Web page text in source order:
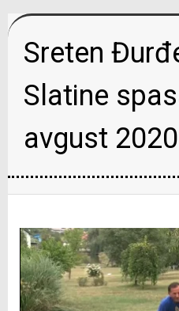
Sreten
Slatine
avgust